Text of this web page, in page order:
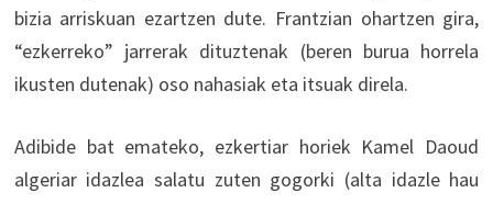
bizia arriskuan ezartzen dute. Frantzian ohartzen gira,
“ezkerreko” jarrerak dituztenak (beren burua horrela
ikusten dutenak) oso nahasiak eta itsuak direla.
Adibide bat emateko, ezkertiar horiek Kamel Daoud
algeriar idazlea salatu zuten gogorki (alta idazle hau